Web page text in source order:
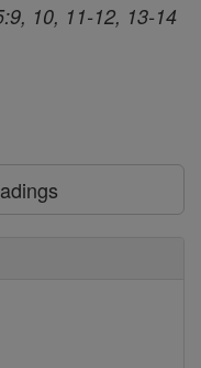
10, 11-12, 13-14